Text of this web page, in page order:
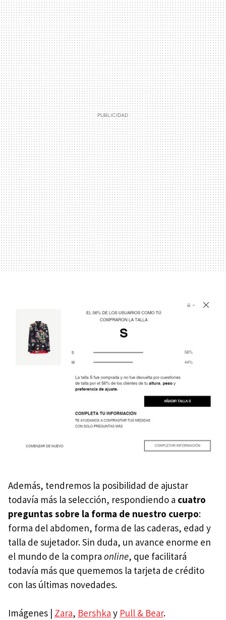
Además, tendremos la posibilidad de ajustar
todavía más la selección, respondiendo a cuatro
preguntas sobre la forma de nuestro cuerpo:
forma del abdomen, forma de las caderas, edad y
talla de sujetador. Sin duda, un avance enorme en
el mundo de la compra online, que facilitará
todavía más que quememos la tarjeta de crédito
con las últimas novedades.
Imágenes | Zara, Bershka y Pull & Bear.